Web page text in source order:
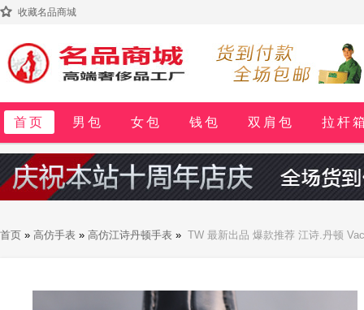
收藏名品商城
首页 男包 女包 钱包 双肩包 拉杆
首页 » 高仿手表 » 高仿江诗丹顿手表 » TW 最新出品 爆款推荐 江诗.丹顿